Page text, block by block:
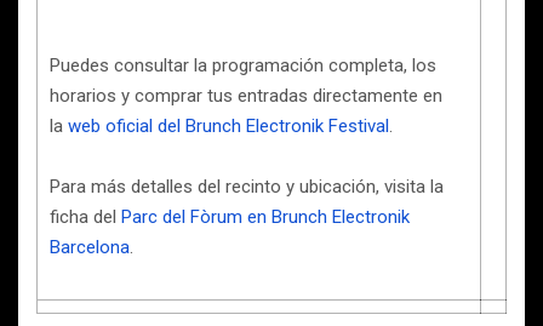
Puedes consultar la programación completa, los
horarios y comprar tus entradas directamente en
la web oficial del Brunch Electronik Festival.
Para más detalles del recinto y ubicación, visita la
ficha del Parc del Fòrum en Brunch Electronik
Barcelona.